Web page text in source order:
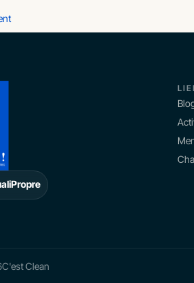
C'est Clean